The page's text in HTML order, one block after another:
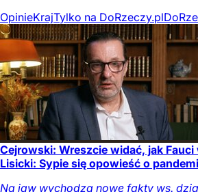
OpinieKrajTylko na DoRzeczy.pl
Cejrowski: Wreszcie widać, jak Fauci
Lisicki: Sypie się opowieść o
Na jaw wychodzą nowe fakty ws.